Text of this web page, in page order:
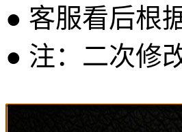
● 客服看后根
● 注：二次修